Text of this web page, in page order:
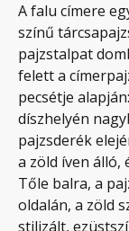
A falu címere
színű
pajzstalpat
felett a
pecsétje
díszhelyén
pajzsderék
a zöld íven álló,
Tőle balra, a
oldalán, a zöld
stilizált,